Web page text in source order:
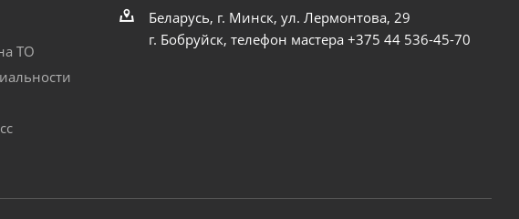
ТО
Беларусь, г. Минск, ул. Лермонтова, 29
г. Бобруйск, телефон мастера +375 44 536-45-70